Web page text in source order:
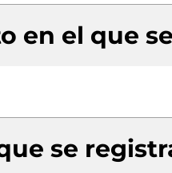
en el que
se